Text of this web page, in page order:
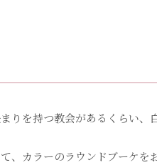
りを持つ教会があるくらい、
、カラーのラウンドブーケを